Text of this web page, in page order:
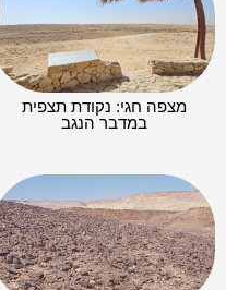
מצפה חגי: נקודת תצפית
במדבר הנגב